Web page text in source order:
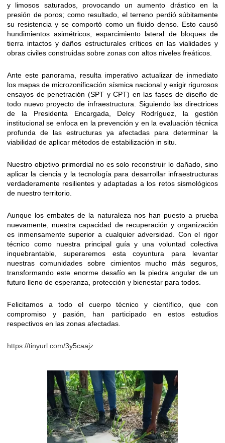
y limosos saturados, provocando un aumento drástico en la
presión de poros; como resultado, el terreno perdió súbitamente
su resistencia y se comportó como un fluido denso. Esto causó
hundimientos asimétricos, esparcimiento lateral de bloques de
tierra intactos y daños estructurales críticos en las vialidades y
obras civiles construidas sobre zonas con altos niveles freáticos.
Ante este panorama, resulta imperativo actualizar de inmediato
los mapas de microzonificación sísmica nacional y exigir rigurosos
ensayos de penetración (SPT y CPT) en las fases de diseño de
todo nuevo proyecto de infraestructura. Siguiendo las directrices
de la Presidenta Encargada, Delcy Rodríguez, la gestión
institucional se enfoca en la prevención y en la evaluación técnica
profunda de las estructuras ya afectadas para determinar la
viabilidad de aplicar métodos de estabilización in situ.
Nuestro objetivo primordial no es solo reconstruir lo dañado, sino
aplicar la ciencia y la tecnología para desarrollar infraestructuras
verdaderamente resilientes y adaptadas a los retos sismológicos
de nuestro territorio.
Aunque los embates de la naturaleza nos han puesto a prueba
nuevamente, nuestra capacidad de recuperación y organización
es inmensamente superior a cualquier adversidad. Con el rigor
técnico como nuestra principal guía y una voluntad colectiva
inquebrantable, superaremos esta coyuntura para levantar
nuestras comunidades sobre cimientos mucho más seguros,
transformando este enorme desafío en la piedra angular de un
futuro lleno de esperanza, protección y bienestar para todos.
Felicitamos a todo el cuerpo técnico y científico, que con
compromiso y pasión, han participado en estos estudios
respectivos en las zonas afectadas.
https://tinyurl.com/3y5caajz